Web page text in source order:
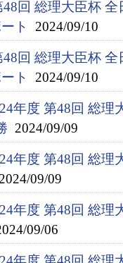
48回 総理大臣杯
ト
2024/09/10
48回 総理大臣杯
ト
2024/09/10
年度 第48回 総
2024/09/09
年度 第48回 総
09/09
年度 第48回 総
09/06